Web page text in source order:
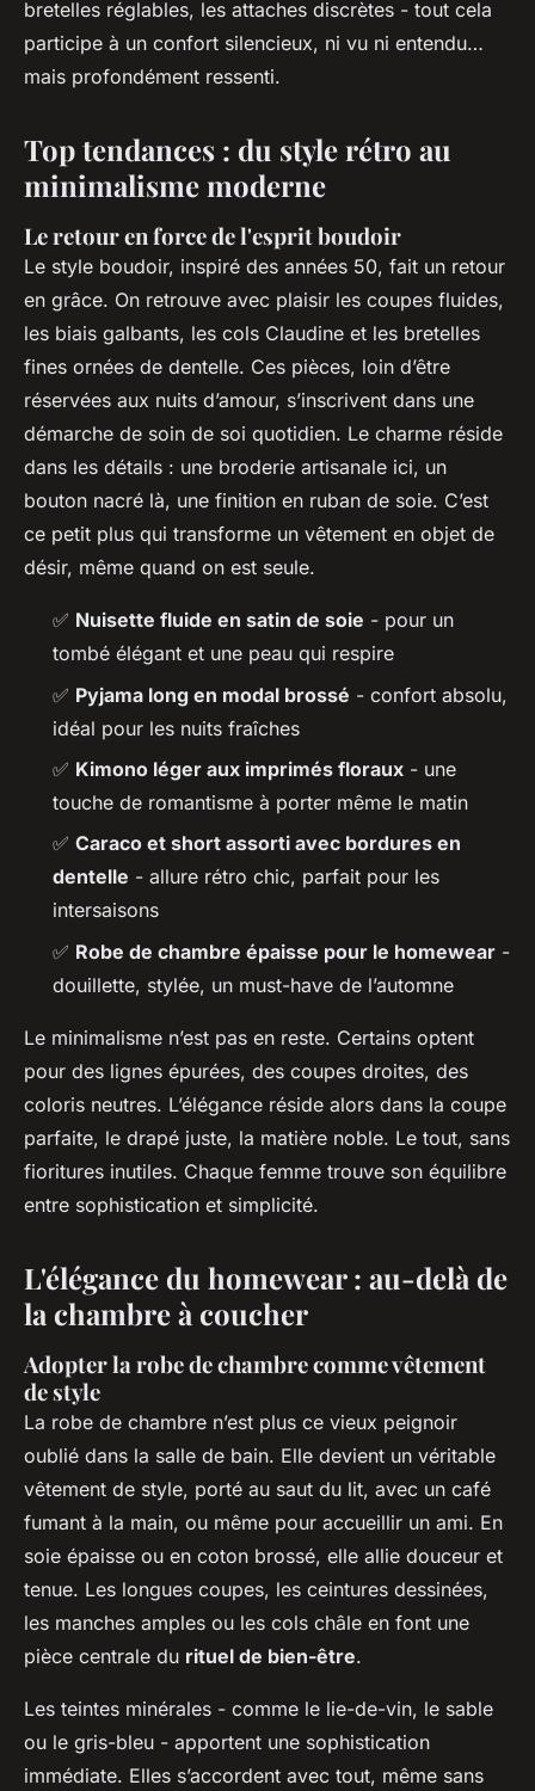
bretelles réglables, les attaches discrètes - tout cela
participe à un confort silencieux, ni vu ni entendu…
mais profondément ressenti.
Top tendances : du style rétro au
minimalisme moderne
Le retour en force de l'esprit boudoir
Le style boudoir, inspiré des années 50, fait un retour
en grâce. On retrouve avec plaisir les coupes fluides,
les biais galbants, les cols Claudine et les bretelles
fines ornées de dentelle. Ces pièces, loin d’être
réservées aux nuits d’amour, s’inscrivent dans une
démarche de soin de soi quotidien. Le charme réside
dans les détails : une broderie artisanale ici, un
bouton nacré là, une finition en ruban de soie. C’est
ce petit plus qui transforme un vêtement en objet de
désir, même quand on est seule.
✅ Nuisette fluide en satin de soie - pour un
tombé élégant et une peau qui respire
✅ Pyjama long en modal brossé - confort absolu,
idéal pour les nuits fraîches
✅ Kimono léger aux imprimés floraux - une
touche de romantisme à porter même le matin
✅ Caraco et short assorti avec bordures en
dentelle - allure rétro chic, parfait pour les
intersaisons
✅ Robe de chambre épaisse pour le homewear -
douillette, stylée, un must-have de l’automne
Le minimalisme n’est pas en reste. Certains optent
pour des lignes épurées, des coupes droites, des
coloris neutres. L’élégance réside alors dans la coupe
parfaite, le drapé juste, la matière noble. Le tout, sans
fioritures inutiles. Chaque femme trouve son équilibre
entre sophistication et simplicité.
L'élégance du homewear : au-delà de
la chambre à coucher
Adopter la robe de chambre comme vêtement
de style
La robe de chambre n’est plus ce vieux peignoir
oublié dans la salle de bain. Elle devient un véritable
vêtement de style, porté au saut du lit, avec un café
fumant à la main, ou même pour accueillir un ami. En
soie épaisse ou en coton brossé, elle allie douceur et
tenue. Les longues coupes, les ceintures dessinées,
les manches amples ou les cols châle en font une
pièce centrale du rituel de bien-être.
Les teintes minérales - comme le lie-de-vin, le sable
ou le gris-bleu - apportent une sophistication
immédiate. Elles s’accordent avec tout, même sans